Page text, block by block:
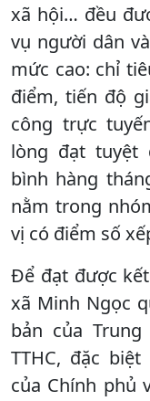
xã hội… đều
vụ người dân
mức cao: chỉ
điểm, tiến độ
công trực
lòng đạt tuyệt
bình hàng
nằm trong
vị có điểm số
Để đạt được
xã Minh Ngọc
bản của
TTHC, đặc
của Chính phủ